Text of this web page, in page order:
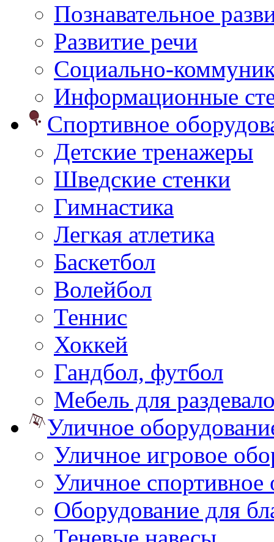
Познавательное
Развитие речи
Социально-
Информационные
Спортивное
Детские тренажеры
Шведские стенки
Гимнастика
Легкая атлетика
Баскетбол
Волейбол
Теннис
Хоккей
Гандбол, футбол
Мебель для
Уличное
Уличное игровое
Уличное спортивное
Оборудование для